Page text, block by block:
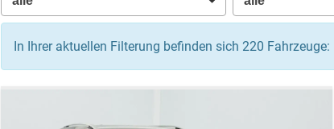
In Ihrer aktuellen Filterung befinden sich 220 Fahrzeuge: